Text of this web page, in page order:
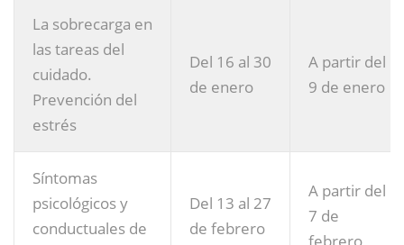
La sobrecarga en
las tareas del
cuidado.
Prevención del
estrés
Del 16 al 30
de enero
A partir del
9 de enero
Síntomas
psicológicos y
conductuales de
Del 13 al 27
de febrero
A partir del
7 de